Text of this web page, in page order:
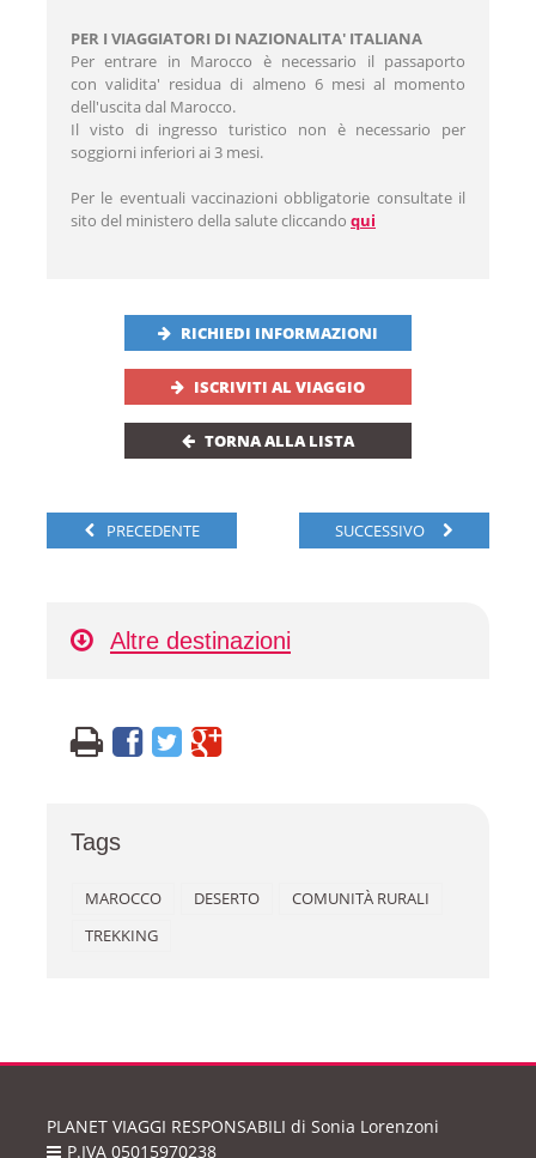
PER I VIAGGIATORI DI NAZIONALITA' ITALIANA
Per entrare in Marocco è necessario il passaporto
convalidita' residua di almeno 6 mesi al momento
dell'uscita dal Marocco.
Il visto di ingresso turistico non è necessario per
soggiorni inferiori ai 3 mesi.
Per le eventuali vaccinazioni obbligatorie consultate il
sito del ministero della salute cliccando qui
RICHIEDI INFORMAZIONI
ISCRIVITI AL VIAGGIO
TORNA ALLA LISTA
PRECEDENTE SUCCESSIVO
Altre destinazioni
Tags
MAROCCO DESERTO
COMUNITÀ RURALI
TREKKING
PLANET VIAGGI RESPONSABILI di Sonia Lorenzoni
P.IVA 05015970238